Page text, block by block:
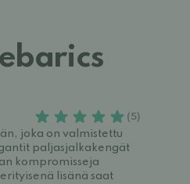
(5)
joka on valmistettu
paljasjalkakengät
kompromisseja
lisänä saat